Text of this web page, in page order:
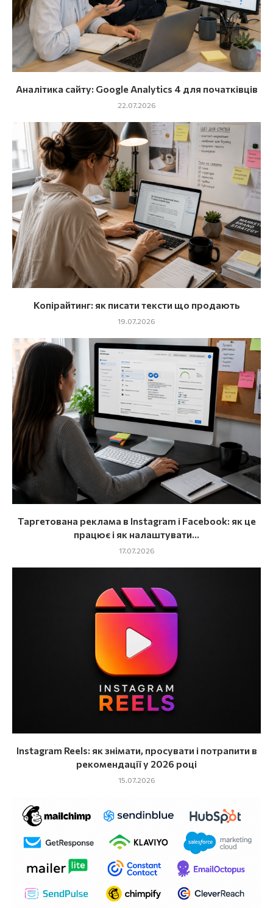
Аналітика сайту: Google Analytics 4 для початківців
22.07.2026
Копірайтинг: як писати тексти що продають
19.07.2026
Таргетована реклама в Instagram і Facebook: як це
працює і як налаштувати...
17.07.2026
Instagram Reels: як знімати, просувати і потрапити в
рекомендації у 2026 році
15.07.2026